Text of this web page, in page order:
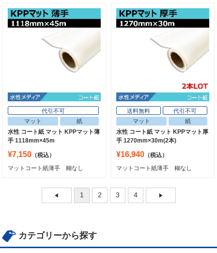
代引不可
マット
紙
水性 コート紙 マット KPPマット薄
手 1118mm×45m
¥7,150 （税込）
マットコート紙薄手 糊なし
送料無料
代引不可
マット
紙
水性 コート紙 マット KPPマット厚
手 1270mm×30m(2本)
¥16,940 （税込）
マットコート紙薄手 糊なし
1 2 3 4
カテゴリーから探す